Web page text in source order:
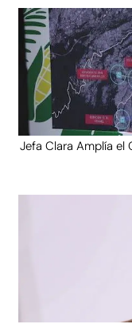
Jefa Clara Amplía el